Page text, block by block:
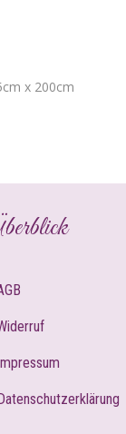
x 200cm
Impressum
Datenschutzerklärung